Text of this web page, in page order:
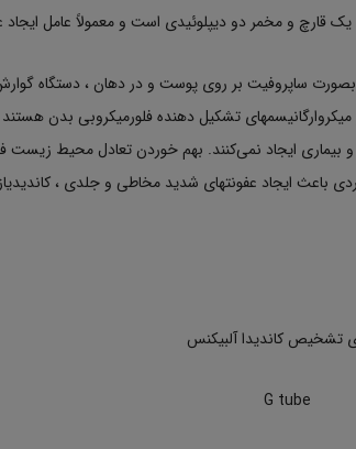
یک قارچ و مخمر دو دیپلوئیدی است و معمولاً عامل
بصورت ساپروفیت بر روی پوست و در دهان ، دستگاه
تشکیل دهنده فلورمیکروبی بدن
بیماری ایجاد نمی‌کنند. بهم خوردن تعادل محیط زیست
باعث ایجاد عفونتهای شدید مخاطی و جلدی ،
تشخیص کاندیدا آلبیکنس